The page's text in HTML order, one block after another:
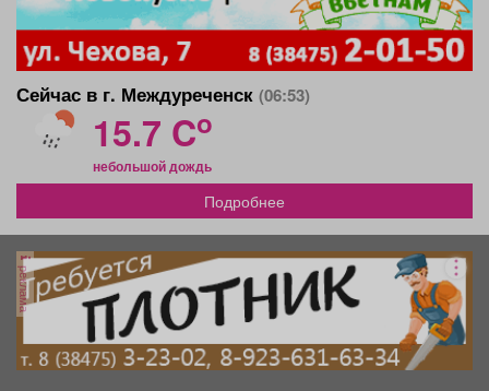
Сейчас в г. Междуреченск (06:53)
15.7 Co
небольшой дождь
Подробнее
реклама